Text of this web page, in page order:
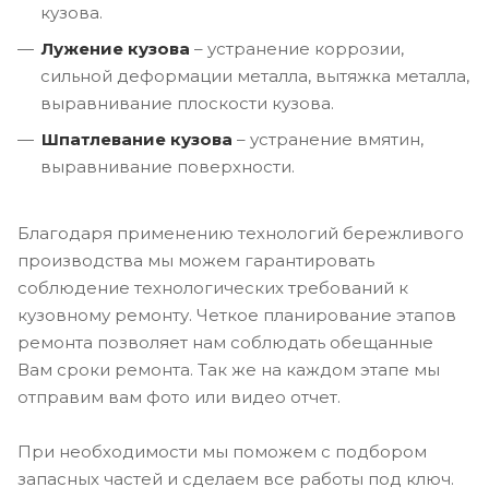
кузова.
Лужение кузова – устранение коррозии,
сильной деформации металла, вытяжка металла,
выравнивание плоскости кузова.
Шпатлевание кузова – устранение вмятин,
выравнивание поверхности.
Благодаря применению технологий бережливого
производства мы можем гарантировать
соблюдение технологических требований к
кузовному ремонту. Четкое планирование этапов
ремонта позволяет нам соблюдать обещанные
Вам сроки ремонта. Так же на каждом этапе мы
отправим вам фото или видео отчет.
При необходимости мы поможем с подбором
запасных частей и сделаем все работы под ключ.